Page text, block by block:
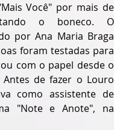
Você" por mais de
o boneco. O
por Ana Maria Braga
foram testadas para
com o papel desde o
de fazer o Louro
como assistente de
"Note e Anote", na